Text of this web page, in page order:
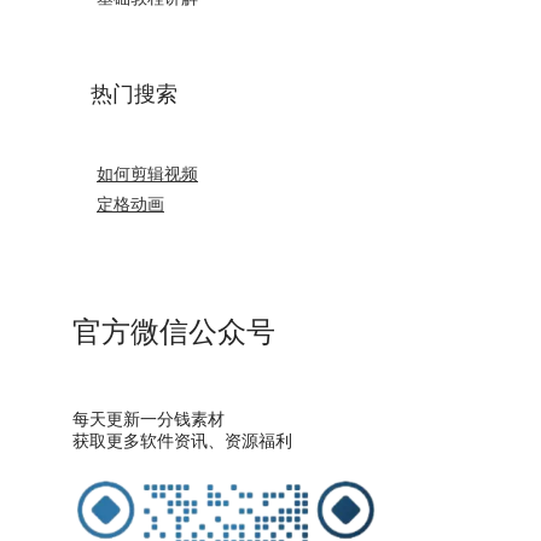
热门搜索
如何剪辑视频
定格动画
官方微信公众号
每天更新一分钱素材
获取更多软件资讯、资源福利